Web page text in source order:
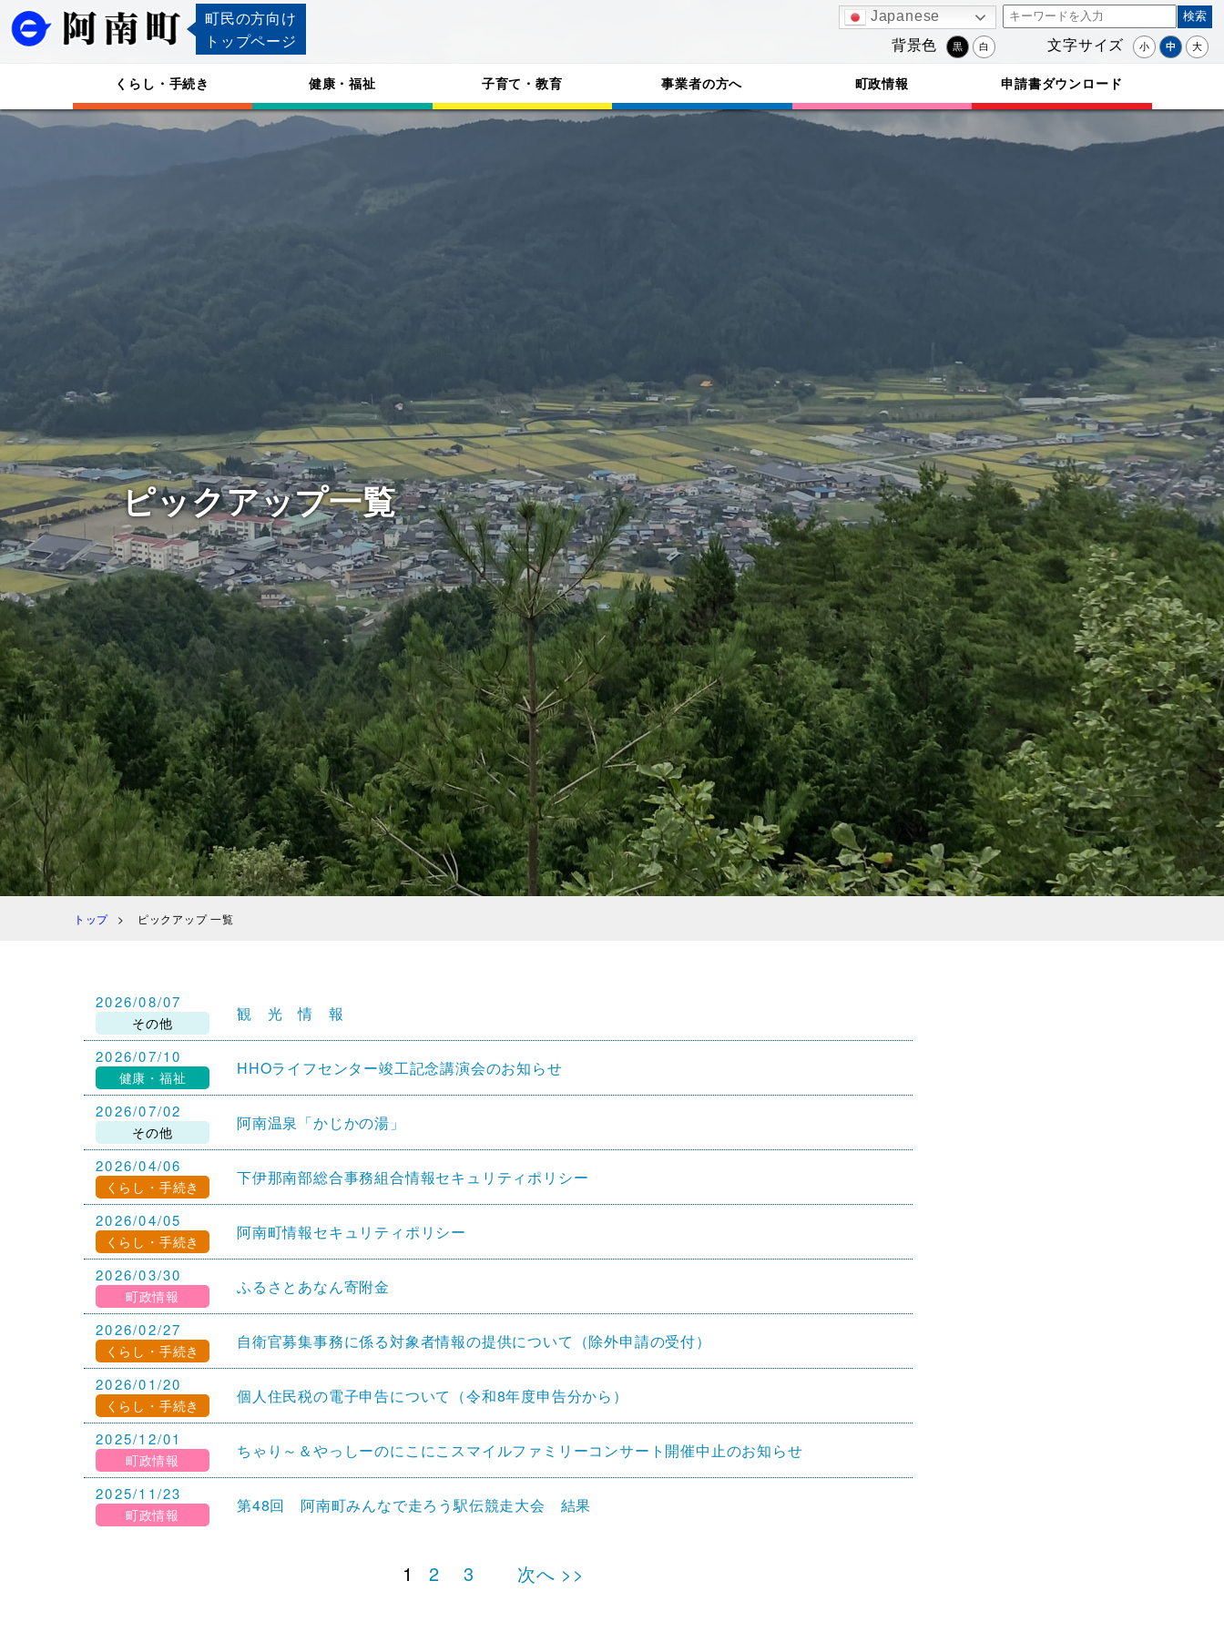
町民の方向け
トップページ
Japanese
背景色 黒 白 文字サイズ 小 中 大
くらし・手続き 健康・福祉 子育て・教育 事業者の方へ 町政情報 申請書ダウンロード
ピックアップ一覧
トップ ピックアップ 一覧
2026/08/07
その他 観 光 情 報
2026/07/10
健康・福祉 HHOライフセンター竣工記念講演会のお知らせ
2026/07/02
その他 阿南温泉「かじかの湯」
2026/04/06
くらし・手続き 下伊那南部総合事務組合情報セキュリティポリシー
2026/04/05
くらし・手続き 阿南町情報セキュリティポリシー
2026/03/30
町政情報 ふるさとあなん寄附金
2026/02/27
くらし・手続き 自衛官募集事務に係る対象者情報の提供について（除外申請の受付）
2026/01/20
くらし・手続き 個人住民税の電子申告について（令和8年度申告分から）
2025/12/01
町政情報 ちゃり～＆やっしーのにこにこスマイルファミリーコンサート開催中止のお知らせ
2025/11/23
町政情報 第48回 阿南町みんなで走ろう駅伝競走大会 結果
1 2 3 次へ >>